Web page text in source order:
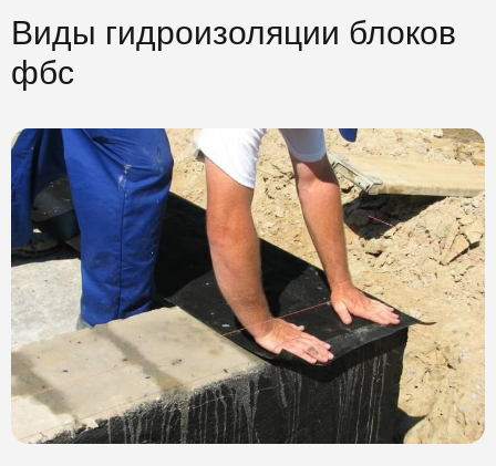
Виды гидроизоляции блоков
фбс